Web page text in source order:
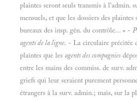
plaintes seront seuls transmis à l'admin.
mensuels, et que les dossiers des plaintes
bureaux des insp. gén. du contrôle... » -
agents de la ligne. - La circulaire précitée
plaintes que les agents des compagnies
entre les mains des commiss. de surv.
griefs qui leur seraient purement
étrangers à la surv. admin.; mais, sur la